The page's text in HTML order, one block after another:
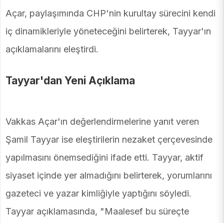
Açar, paylaşımında CHP'nin kurultay sürecini kendi
iç dinamikleriyle yöneteceğini belirterek, Tayyar'ın
açıklamalarını eleştirdi.
Tayyar'dan Yeni Açıklama
Vakkas Açar'ın değerlendirmelerine yanıt veren
Şamil Tayyar ise eleştirilerin nezaket çerçevesinde
yapılmasını önemsediğini ifade etti. Tayyar, aktif
siyaset içinde yer almadığını belirterek, yorumlarını
gazeteci ve yazar kimliğiyle yaptığını söyledi.
Tayyar açıklamasında, "Maalesef bu süreçte